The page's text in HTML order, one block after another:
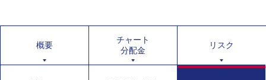
概要
チャート
分配金
リスク